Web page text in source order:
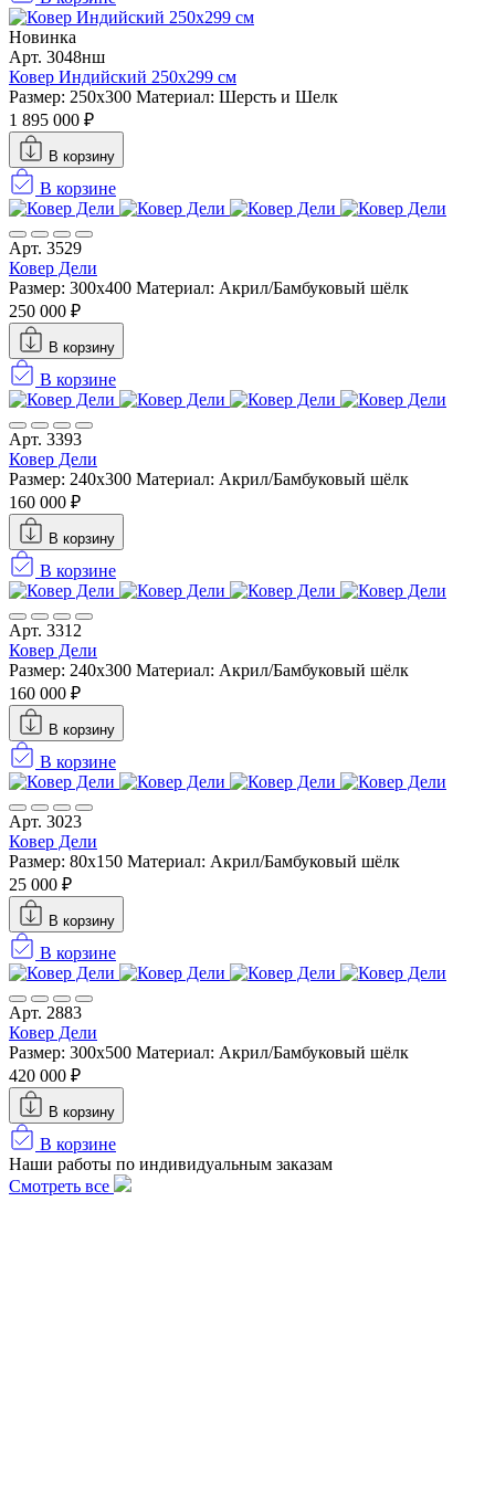
Новинка
Арт. 3048нш
Ковер Индийский 250x299 см
Размер: 250x300 Материал: Шерсть и Шелк
1 895 000 ₽
В корзину
В корзине
Арт. 3529
Ковер Дели
Размер: 300х400 Материал: Акрил/Бамбуковый шёлк
250 000 ₽
В корзину
В корзине
Арт. 3393
Ковер Дели
Размер: 240х300 Материал: Акрил/Бамбуковый шёлк
160 000 ₽
В корзину
В корзине
Арт. 3312
Ковер Дели
Размер: 240х300 Материал: Акрил/Бамбуковый шёлк
160 000 ₽
В корзину
В корзине
Арт. 3023
Ковер Дели
Размер: 80x150 Материал: Акрил/Бамбуковый шёлк
25 000 ₽
В корзину
В корзине
Арт. 2883
Ковер Дели
Размер: 300х500 Материал: Акрил/Бамбуковый шёлк
420 000 ₽
В корзину
В корзине
Наши работы по индивидуальным заказам
Смотреть все